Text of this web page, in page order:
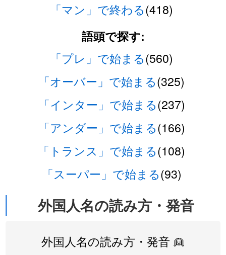
「マン」で終わる(418)
語頭で探す:
「プレ」で始まる(560)
「オーバー」で始まる(325)
「インター」で始まる(237)
「アンダー」で始まる(166)
「トランス」で始まる(108)
「スーパー」で始まる(93)
外国人名の読み方・発音
外国人名の読み方・発音 👱